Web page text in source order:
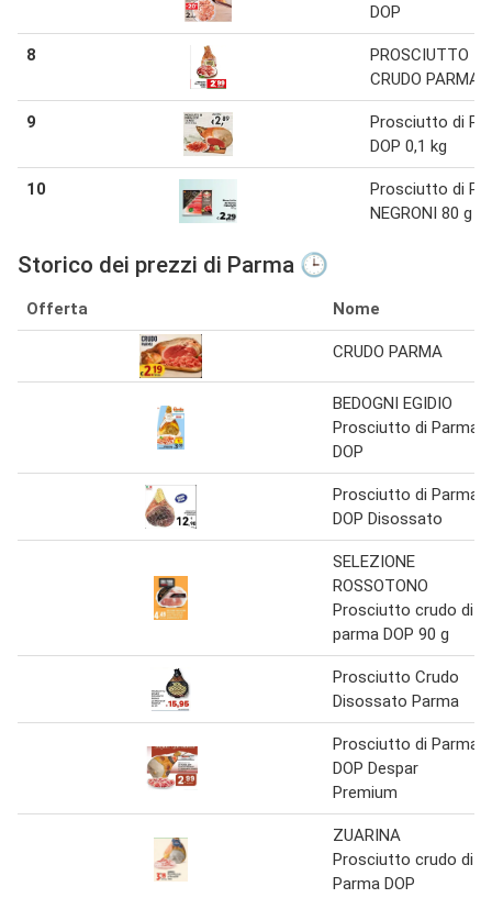
DOP
8
PROSCIUTTO
CRUDO PARMA
9
Prosciutto di
DOP 0,1 kg
10
Prosciutto di
NEGRONI 80 g
Storico dei prezzi di Parma 🕒
Offerta Nome
CRUDO PARMA
BEDOGNI EGIDIO
Prosciutto di Parma
DOP
Prosciutto di Parma
DOP Disossato
SELEZIONE
ROSSOTONO
Prosciutto crudo di
parma DOP 90 g
Prosciutto Crudo
Disossato Parma
Prosciutto di Parma
DOP Despar
Premium
ZUARINA
Prosciutto crudo di
Parma DOP